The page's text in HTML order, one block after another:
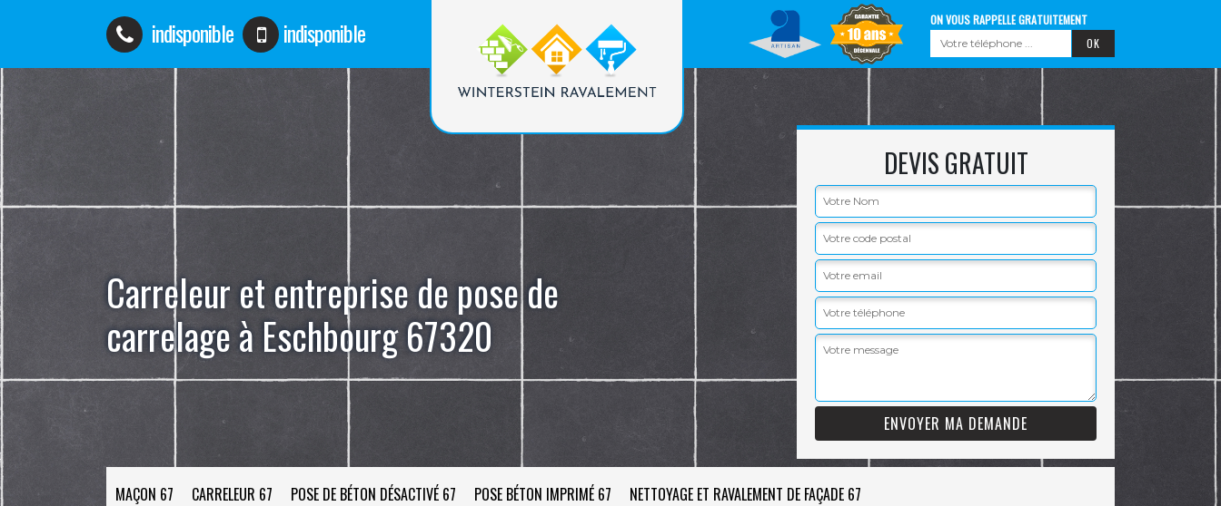
indisponible indisponible ON VOUS RAPPELLE GRATUITEMENT
Carreleur et entreprise de pose de
carrelage à Eschbourg 67320
DEVIS GRATUIT
MAÇON 67 CARRELEUR 67 POSE DE BÉTON DÉSACTIVÉ 67 POSE BÉTON IMPRIMÉ 67 NETTOYAGE ET RAVALEMENT DE FAÇADE 67